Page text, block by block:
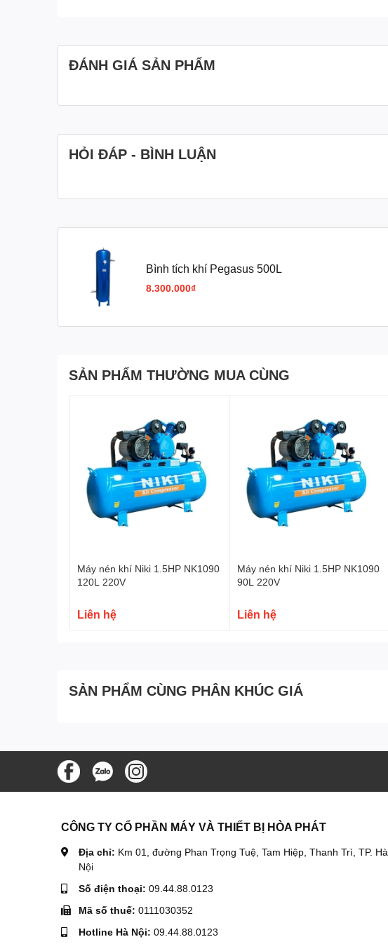
ĐÁNH GIÁ SẢN PHẨM
HỎI ĐÁP - BÌNH LUẬN
Bình tích khí Pegasus 500L
8.300.000₫
SẢN PHẨM THƯỜNG MUA CÙNG
Máy nén khí Niki 1.5HP NK1090
120L 220V
Liên hệ
Máy nén khí Niki 1.5HP NK1090
90L 220V
Liên hệ
SẢN PHẨM CÙNG PHÂN KHÚC GIÁ
CÔNG TY CỔ PHẦN MÁY VÀ THIẾT BỊ HÒA PHÁT
Địa chỉ: Km 01, đường Phan Trọng Tuệ, Tam Hiệp, Thanh Trì, TP. Hà
Nội
Số điện thoại: 09.44.88.0123
Mã số thuế: 0111030352
Hotline Hà Nội: 09.44.88.0123